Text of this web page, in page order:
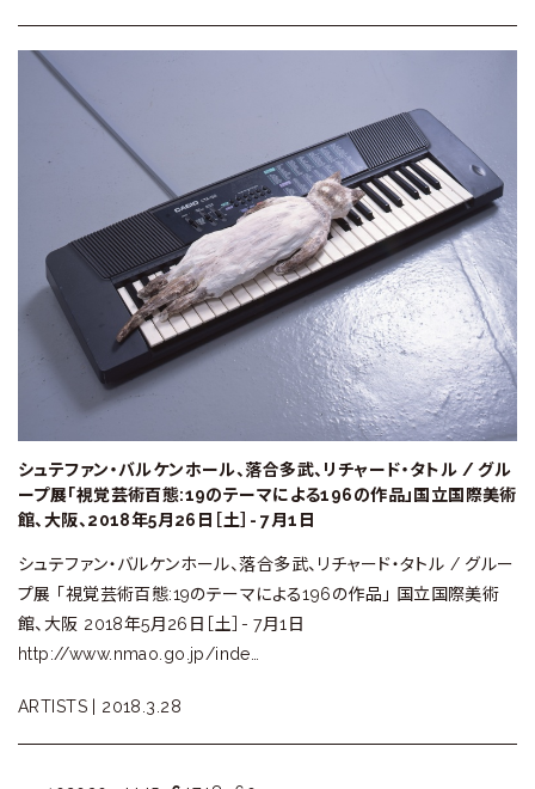
シュテファン・バルケンホール、落合多武、リチャード・タトル / グル
ープ展「視覚芸術百態:19のテーマによる196の作品」国立国際美術
館、大阪、2018年5月26日［土］- 7月1日
シュテファン・バルケンホール、落合多武、リチャード・タトル / グルー
プ展 「視覚芸術百態:19のテーマによる196の作品」 国立国際美術
館、大阪 2018年5月26日［土］- 7月1日
http://www.nmao.go.jp/inde…
ARTISTS | 2018.3.28